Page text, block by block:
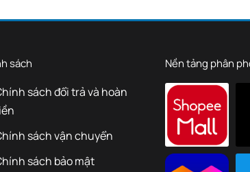
sách
sách đổi trả và hoàn
sách vận chuyển
sách bảo mật
Nền tảng phân